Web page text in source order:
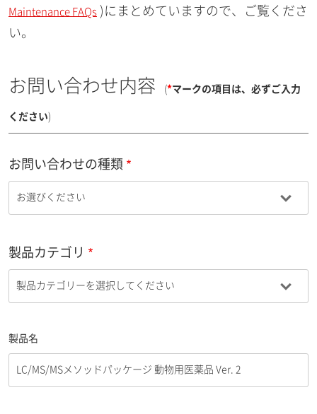
Maintenance FAQs )にまとめていますので、ご覧くださ
い。
お問い合わせ内容 (*マークの項目は、必ずご入力
ください)
お問い合わせの種類
製品カテゴリ
製品名